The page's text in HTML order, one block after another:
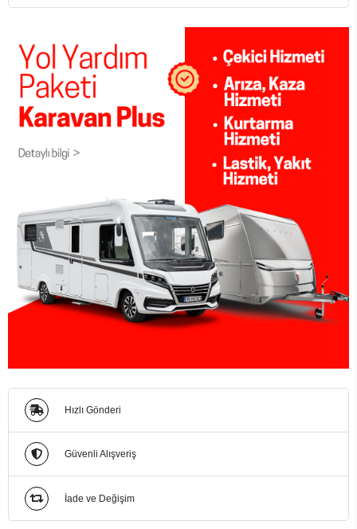
Hızlı Gönderi
Güvenli Alışveriş
İade ve Değişim